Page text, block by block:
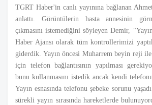
TGRT Haber'in canlı yayınına bağlanan
anlattı. Görüntülerin hasta annesinin
çıkmasını istemediğini söyleyen Demir,
Haber Ajansı olarak tüm kontrollerimizi
giderdik. Yayın öncesi Muharrem beyin reji
için telefon bağlantısının yapılması
bunu kullanmasını istedik ancak kendi
Yayın esnasında telefonu şebeke sorunu
sürekli yayın sırasında hareketlerde